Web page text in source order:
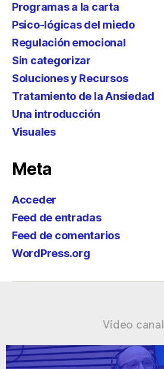
Programas a la carta
Psico-lógicas del miedo
Regulación emocional
Sin categorizar
Soluciones y Recursos
Tratamiento de la Ansiedad
Una introducción
Visuales
Meta
Acceder
Feed de entradas
Feed de comentarios
WordPress.org
Vídeo canal